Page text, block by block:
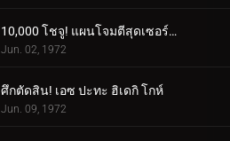
10,000 โชจู! แผนโจมตีสุดเซอร์ไพรส์
Jun. 02, 1972
ศึกตัดสิน! เอซ ปะทะ ฮิเดกิ โกห์
Jun. 09, 1972